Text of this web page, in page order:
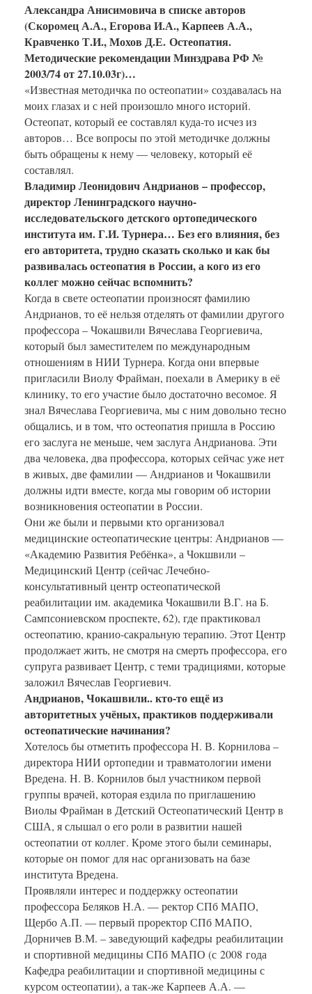
Александра Анисимовича в списке авторов
(Скоромец А.А., Егорова И.А., Карпеев А.А.,
Кравченко Т.И., Мохов Д.Е. Остеопатия.
Методические рекомендации Минздрава РФ №
2003/74 от 27.10.03г)…
«Известная методичка по остеопатии» создавалась на
моих глазах и с ней произошло много историй.
Остеопат, который ее составлял куда-то исчез из
авторов… Все вопросы по этой методичке должны
быть обращены к нему — человеку, который её
составлял.
Владимир Леонидович Андрианов – профессор,
директор Ленинградского научно-
исследовательского детского ортопедического
института им. Г.И. Турнера… Без его влияния, без
его авторитета, трудно сказать сколько и как бы
развивалась остеопатия в России, а кого из его
коллег можно сейчас вспомнить?
Когда в свете остеопатии произносят фамилию
Андрианов, то её нельзя отделять от фамилии другого
профессора – Чокашвили Вячеслава Георгиевича,
который был заместителем по международным
отношениям в НИИ Турнера. Когда они впервые
пригласили Виолу Фрайман, поехали в Америку в её
клинику, то его участие было достаточно весомое. Я
знал Вячеслава Георгиевича, мы с ним довольно тесно
общались, и в том, что остеопатия пришла в Россию
его заслуга не меньше, чем заслуга Андрианова. Эти
два человека, два профессора, которых сейчас уже нет
в живых, две фамилии — Андрианов и Чокашвили
должны идти вместе, когда мы говорим об истории
возникновения остеопатии в России.
Они же были и первыми кто организовал
медицинские остеопатические центры: Андрианов —
«Академию Развития Ребёнка», а Чокшвили –
Медицинский Центр (сейчас Лечебно-
консультативный центр остеопатической
реабилитации им. академика Чокашвили В.Г. на Б.
Сампсониевском проспекте, 62), где практиковал
остеопатию, кранио-сакральную терапию. Этот Центр
продолжает жить, не смотря на смерть профессора, его
супруга развивает Центр, с теми традициями, которые
заложил Вячеслав Георгиевич.
Андрианов, Чокашвили.. кто-то ещё из
авторитетных учёных, практиков поддерживали
остеопатические начинания?
Хотелось бы отметить профессора Н. В. Корнилова –
директора НИИ ортопедии и травматологии имени
Вредена. Н. В. Корнилов был участником первой
группы врачей, которая ездила по приглашению
Виолы Фрайман в Детский Остеопатический Центр в
США, я слышал о его роли в развитии нашей
остеопатии от коллег. Кроме этого были семинары,
которые он помог для нас организовать на базе
института Вредена.
Проявляли интерес и поддержку остеопатии
профессора Беляков Н.А. — ректор СПб МАПО,
Щербо А.П. — первый проректор СПб МАПО,
Дорничев В.М. – заведующий кафедры реабилитации
и спортивной медицины СПб МАПО (с 2008 года
Кафедра реабилитации и спортивной медицины с
курсом остеопатии), а так-же Карпеев А.А. —